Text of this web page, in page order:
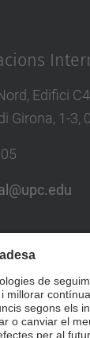
Edifici
Girona, 1-3,
i bústia de
Socials